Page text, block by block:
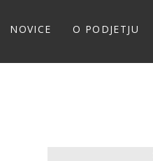
NOVICE O PODJETJU